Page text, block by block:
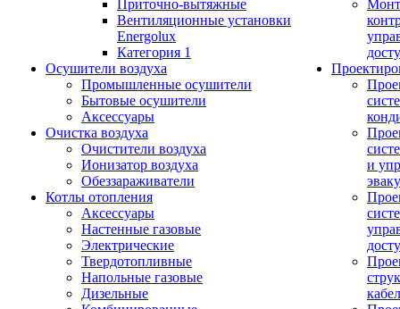
Приточно-вытяжные
Вентиляционные установки
Energolux
Категория 1
Осушители воздуха
Промышленные осушители
Бытовые осушители
Аксессуары
Очистка воздуха
Очистители воздуха
Ионизатор воздуха
Обеззараживатели
Котлы отопления
Аксессуары
Настенные газовые
Электрические
Твердотопливные
Напольные газовые
Дизельные
и